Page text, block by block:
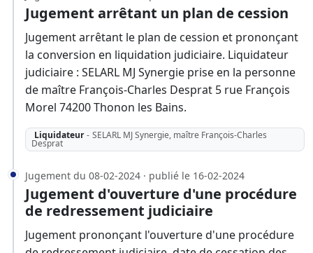
Jugement arrêtant un plan de cession
Jugement arrêtant le plan de cession et prononçant
la conversion en liquidation judiciaire. Liquidateur
judiciaire : SELARL MJ Synergie prise en la personne
de maître François-Charles Desprat 5 rue François
Morel 74200 Thonon les Bains.
Liquidateur - SELARL MJ Synergie, maître François-Charles
Desprat
Jugement du 08-02-2024 · publié le 16-02-2024
Jugement d'ouverture d'une procédure
de redressement judiciaire
Jugement prononçant l'ouverture d'une procédure